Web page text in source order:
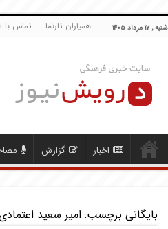
شنبه , ۱۷ مرداد ۱۴۰۵ همیاران تارنما تماس با
اخبار گزارش
بایگانی برچسب:امیر سعید